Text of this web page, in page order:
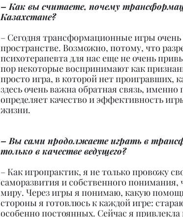
– Как вы считаете, почему
Казахстане?
– Сегодня трансформационные игры
пространстве. Возможно, потому, что
психотерапевта для нас еще не очень
пор некоторые воспринимают как
просто игра, в которой нет проигравших,
здесь очень важна обратная связь,
определяет качество и эффективность
жизни.
– Вы сами продолжаете играть в
только в качестве ведущего?
– Как игропрактик, я не только провожу
саморазвития и собственного понимания,
миру. Через игры я понимаю, какую
стороны я готовлюсь к каждой игре:
особенно постоянных. Сейчас я